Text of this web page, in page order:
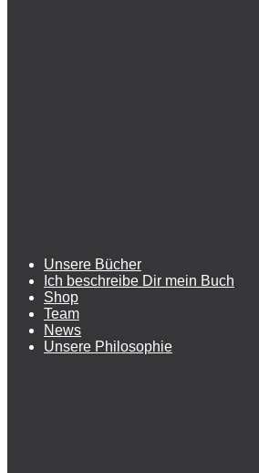
Unsere Bücher
Ich beschreibe Dir mein Buch
Shop
Team
News
Unsere Philosophie